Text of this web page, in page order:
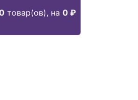
товар(ов), на 0 ₽